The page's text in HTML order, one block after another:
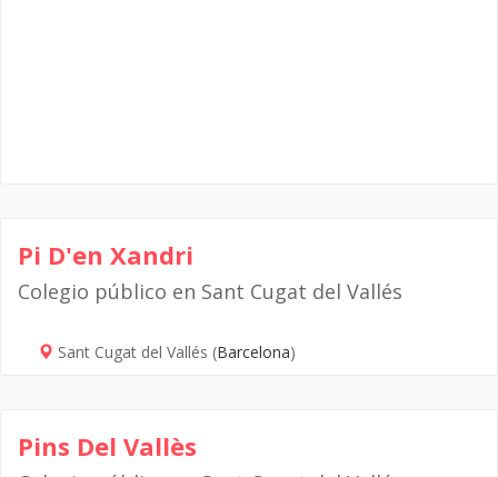
Pi D'en Xandri
Colegio público en Sant Cugat del Vallés
Sant Cugat del Vallés (Barcelona)
Pins Del Vallès